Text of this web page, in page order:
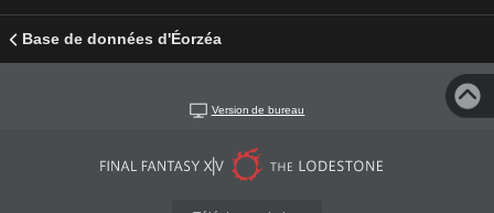
Base de données d'Éorzéa
Version de bureau